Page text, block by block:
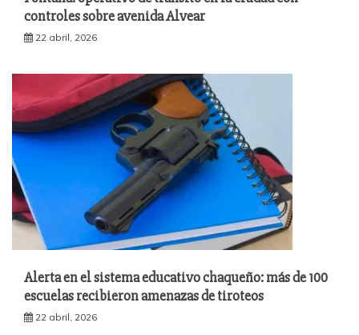
controles sobre avenida Alvear
22 abril, 2026
Alerta en el sistema educativo chaqueño: más de 100
escuelas recibieron amenazas de tiroteos
22 abril, 2026